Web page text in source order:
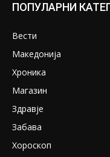
ПОПУЛАРНИ
Вести
Македонија
Хроника
Магазин
Здравје
Забава
Хороскоп